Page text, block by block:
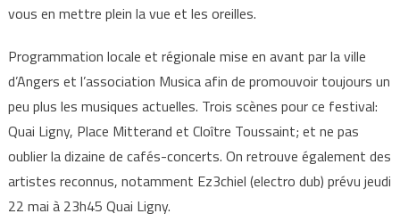
vous en mettre plein la vue et les oreilles.
Programmation locale et régionale mise en avant par la ville
d’Angers et l’association Musica afin de promouvoir toujours un
peu plus les musiques actuelles. Trois scènes pour ce festival:
Quai Ligny, Place Mitterand et Cloître Toussaint; et ne pas
oublier la dizaine de cafés-concerts. On retrouve également des
artistes reconnus, notamment Ez3chiel (electro dub) prévu jeudi
22 mai à 23h45 Quai Ligny.